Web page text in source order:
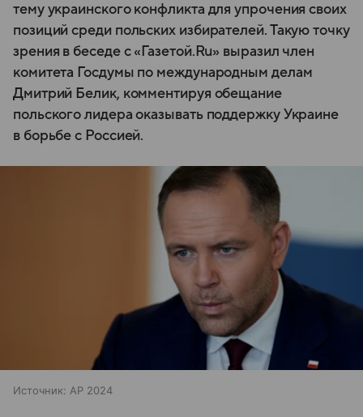
тему украинского конфликта для упрочения своих
позиций среди польских избирателей. Такую точку
зрения в беседе с «Газетой.Ru» выразил член
комитета Госдумы по международным делам
Дмитрий Белик, комментируя обещание
польского лидера оказывать поддержку Украине
в борьбе с Россией.
Источник: AP 2024